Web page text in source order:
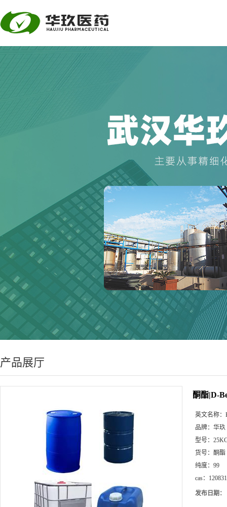
产品展厅
酮酯|D-
英文名称：
品牌： 华玖
型号：
货号： 酮酯
纯度： 99
cas：
发布日期：